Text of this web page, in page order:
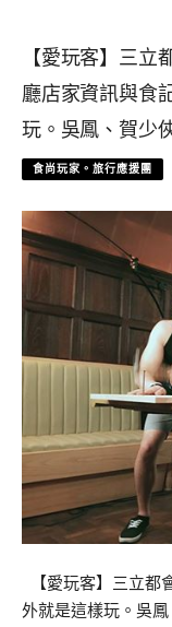
【愛玩客】三立
廳店家資訊與食
玩。吳鳳、賀少
食尚玩家。旅行應援團
【愛玩客】三立都
外就是這樣玩。吳